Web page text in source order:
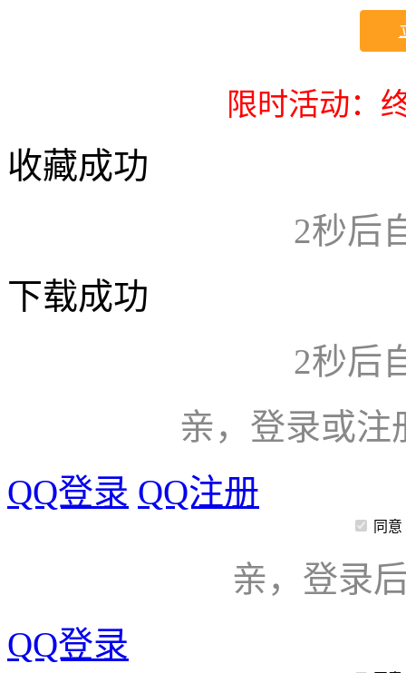
限时活动：
收藏成功
2秒后
下载成功
2秒后
亲，登录或注
QQ登录 QQ注册
同意
亲，登录
QQ登录